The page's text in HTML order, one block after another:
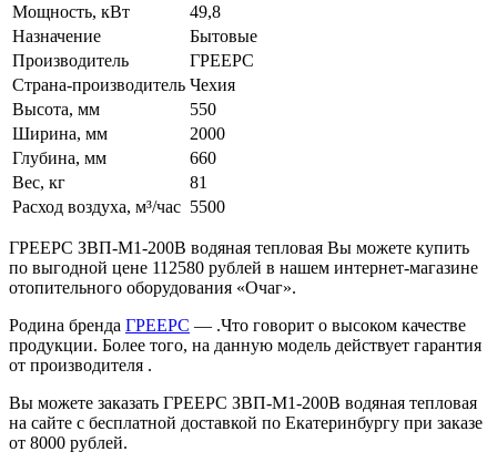
Мощность, кВт
49,8
Назначение
Бытовые
Производитель
ГРЕЕРС
Страна-производитель Чехия
Высота, мм
550
Ширина, мм
2000
Глубина, мм
660
Вес, кг
81
Расход воздуха, м³/час 5500
ГРЕЕРС ЗВП-М1-200В водяная тепловая Вы можете купить
по выгодной цене 112580 рублей в нашем интернет-магазине
отопительного оборудования «Очаг».
Родина бренда ГРЕЕРС — .Что говорит о высоком качестве
продукции. Более того, на данную модель действует гарантия
от производителя .
Вы можете заказать ГРЕЕРС ЗВП-М1-200В водяная тепловая
на сайте с бесплатной доставкой по Екатеринбургу при заказе
от 8000 рублей.